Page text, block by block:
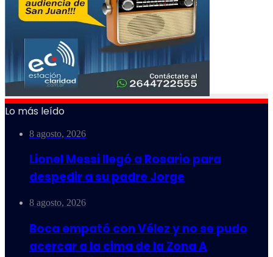
Lo más leído
8 agosto, 2026
Lionel Messi llegó a Rosario para
despedir a su padre Jorge
8 agosto, 2026
Boca empató con Vélez y no se pudo
acercar a la cima de la Zona A